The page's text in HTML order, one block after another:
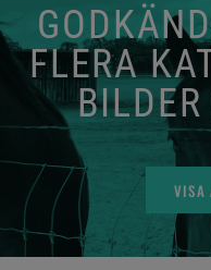
FLERA
VISA